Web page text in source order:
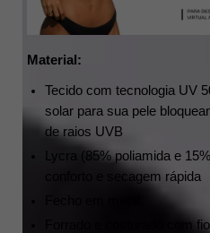
Material:
Tecido com tecnologia UV
solar para sua pele
de raios UVB
Lycra (85% poliamida e
conforto e secagem rápida
Forrado e costurado com